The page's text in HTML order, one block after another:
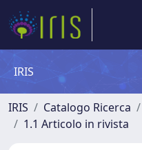
IRIS
IRIS Catalogo Ricerca
1.1 Articolo in rivista